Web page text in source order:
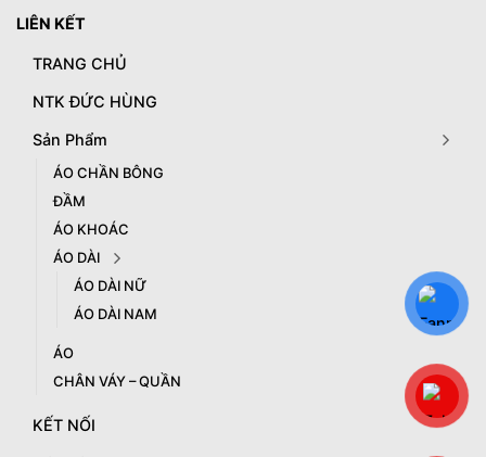
LIÊN KẾT
TRANG CHỦ
NTK ĐỨC HÙNG
Sản Phẩm
ÁO CHẦN BÔNG
ĐẦM
ÁO KHOÁC
ÁO DÀI
ÁO DÀI NỮ
ÁO DÀI NAM
ÁO
CHÂN VÁY – QUẦN
KẾT NỐI